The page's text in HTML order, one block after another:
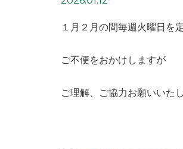
１月２月の間毎週火曜日を
ご不便をおかけしますが
ご理解、ご協力お願いいた